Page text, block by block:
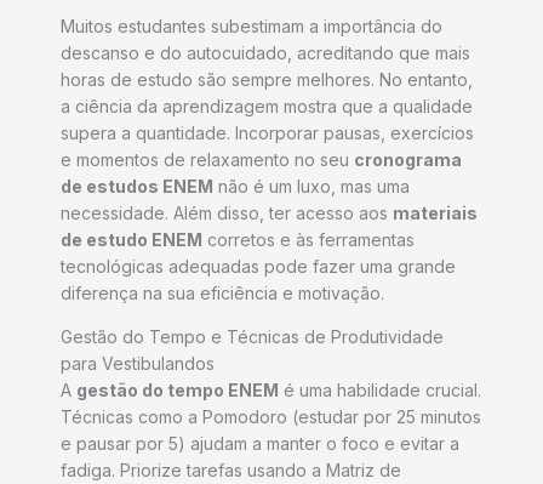
Muitos estudantes subestimam a importância do
descanso e do autocuidado, acreditando que mais
horas de estudo são sempre melhores. No entanto,
a ciência da aprendizagem mostra que a qualidade
supera a quantidade. Incorporar pausas, exercícios
e momentos de relaxamento no seu cronograma
de estudos ENEM não é um luxo, mas uma
necessidade. Além disso, ter acesso aos materiais
de estudo ENEM corretos e às ferramentas
tecnológicas adequadas pode fazer uma grande
diferença na sua eficiência e motivação.
Gestão do Tempo e Técnicas de Produtividade
para Vestibulandos
A gestão do tempo ENEM é uma habilidade crucial.
Técnicas como a Pomodoro (estudar por 25 minutos
e pausar por 5) ajudam a manter o foco e evitar a
fadiga. Priorize tarefas usando a Matriz de